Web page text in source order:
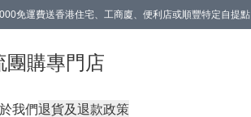
免運費送香港住宅、工商廈、便利店或順豐特定自提點
團購專門店
我們退貨及退款政策